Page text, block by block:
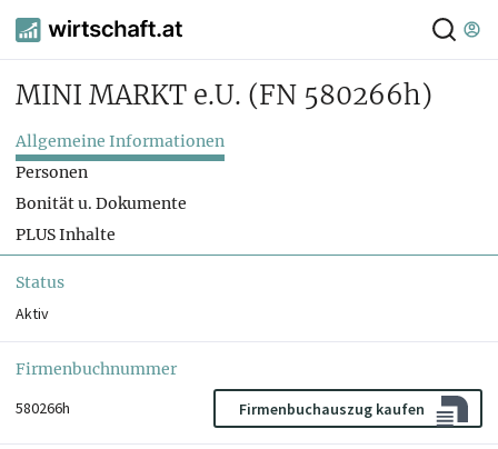
MINI MARKT e.U. (FN 580266h)
Allgemeine Informationen
Personen
Bonität u. Dokumente
PLUS Inhalte
Status
Aktiv
Firmenbuchnummer
580266h
Firmenbuchauszug kaufen